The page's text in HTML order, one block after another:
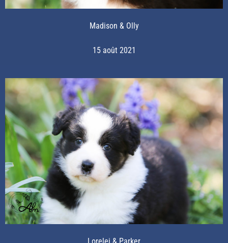
Madison & Olly
15 août 2021